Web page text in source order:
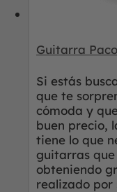
Guitarra
Si estás
que te
cómoda y
buen precio,
tiene lo que
guitarras
obteniendo
realizado por